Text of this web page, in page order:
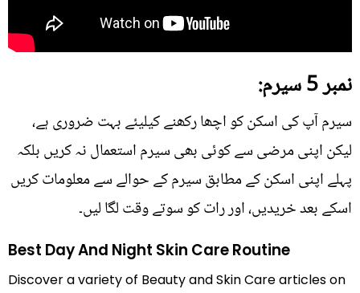
نمبر 5 سیرم:
سیرم آپ کی اسکن کو اچھا رکھنے کیلیئے بہت ضروری ہے،
لیکن اپنی مرضی سے کوئی بھی سیرم استعمال نہ کریں بلکہ
پہلے اپنی اسکن کے مطابق سیرم کے حوالے سے معلومات کریں
اسکے بعد خریدیں، اور رات کو سوتے وقت لگا لیں۔
Best Day And Night Skin Care Routine
Discover a variety of Beauty and Skin Care articles on